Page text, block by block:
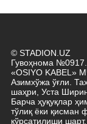
© STADION.UZ
Гувоҳнома
«OSIYO KABEL»
Азимхўжа ўғли.
шаҳри, Уста
Барча ҳуқуқлар
тўлиқ ёки қисман
кўрсатилиши шарт.